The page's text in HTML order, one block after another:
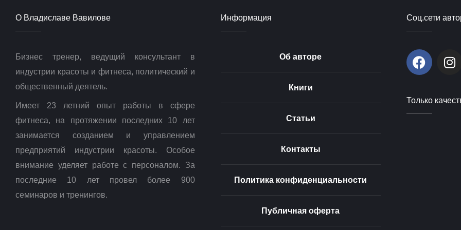
О Владиславе Вавилове
Бизнес тренер, ведущий консультант в
индустрии красоты и фитнеса, политический и
общественный деятель.
Имеет 23 летний опыт работы в сфере
фитнеса, на протяжении последних 10 лет
занимается созданием и управлением
предприятий индустрии красоты. Особое
внимание уделяет работе с персоналом. За
последние 10 лет провел более 900
семинаров и тренингов.
Информация
Об авторе
Книги
Статьи
Контакты
Политика конфиденциальности
Публичная оферта
Соц.сети
F
a
b
I
n
a
Только